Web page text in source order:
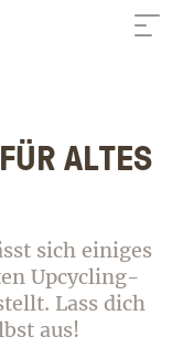
von
ALTES
sich einiges
Upcycling-
Lass dich
aus!